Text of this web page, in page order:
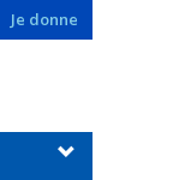
Je donne